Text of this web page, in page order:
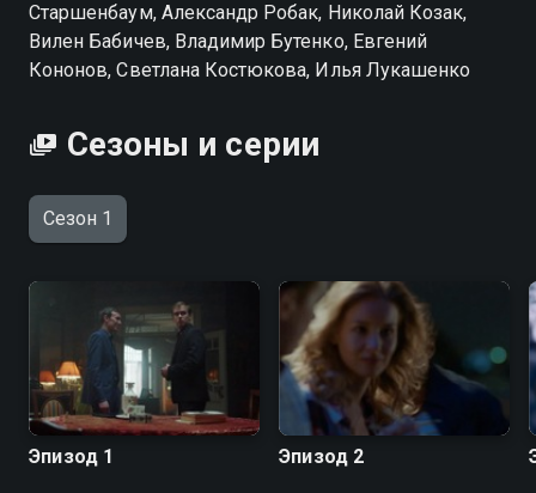
Старшенбаум, Александр Робак, Николай Козак,
Вилен Бабичев, Владимир Бутенко, Евгений
Кононов, Светлана Костюкова, Илья Лукашенко
Сезоны и серии
Сезон 1
Эпизод 1 Эпизод 2